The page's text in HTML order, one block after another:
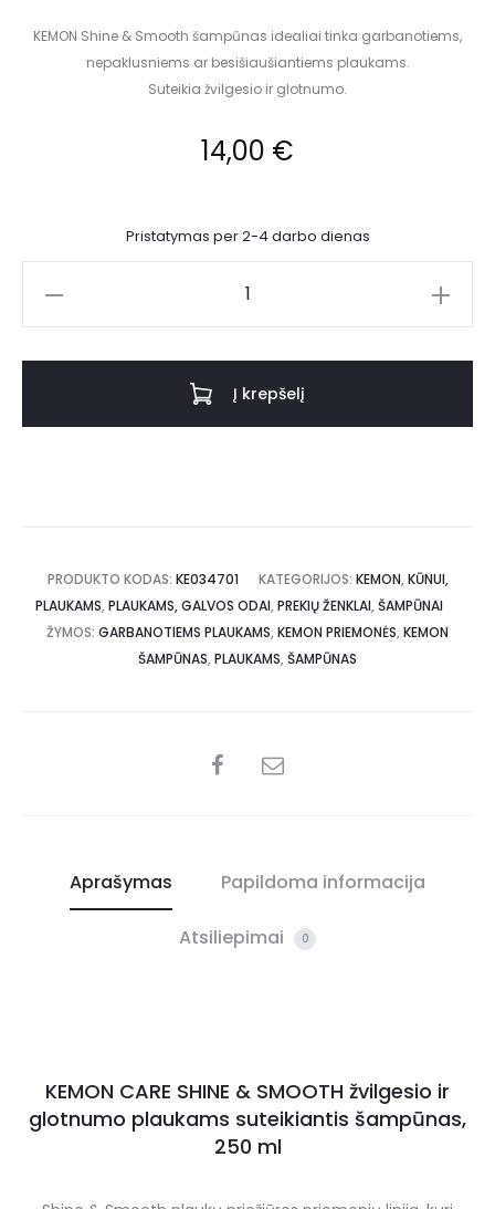
KEMON Shine & Smooth šampūnas idealiai tinka garbanotiems,
nepaklusniems ar besišiaušiantiems plaukams.
Suteikia žvilgesio ir glotnumo.
14,00 €
Pristatymas per 2-4 darbo dienas
Į krepšelį
PRODUKTO KODAS: KE034701 KATEGORIJOS: KEMON, KŪNUI,
PLAUKAMS, PLAUKAMS, GALVOS ODAI, PREKIŲ ŽENKLAI, ŠAMPŪNAI
ŽYMOS: GARBANOTIEMS PLAUKAMS, KEMON PRIEMONĖS, KEMON
ŠAMPŪNAS, PLAUKAMS, ŠAMPŪNAS
Aprašymas Papildoma informacija
Atsiliepimai 0
KEMON CARE SHINE & SMOOTH žvilgesio ir
glotnumo plaukams suteikiantis šampūnas,
250 ml